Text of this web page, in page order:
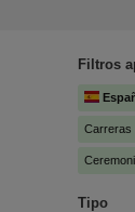
Filtros
Carreras
Tipo